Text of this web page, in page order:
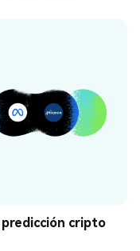
predicción cripto